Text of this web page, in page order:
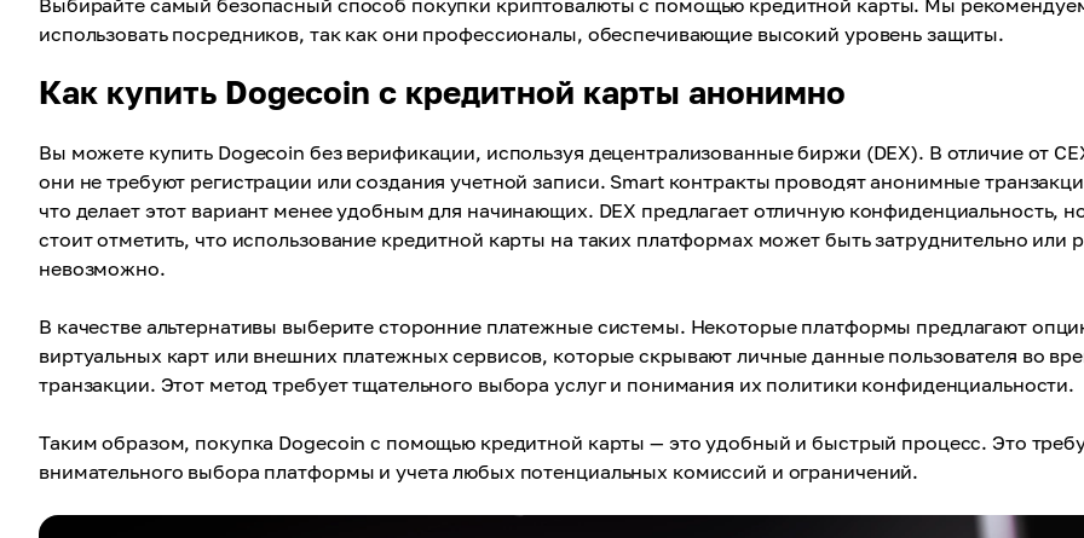
Выбирайте самый безопасный способ покупки криптовалюты с помощью кредитной карты. Мы
использовать посредников, так как они профессионалы, обеспечивающие высокий уровень защиты.
Как купить Dogecoin с кредитной карты анонимно
Вы можете купить Dogecoin без верификации, используя децентрализованные биржи (DEX). В отличие от
они не требуют регистрации или создания учетной записи. Smart контракты проводят анонимные
что делает этот вариант менее удобным для начинающих. DEX предлагает отличную конфиденциальность,
стоит отметить, что использование кредитной карты на таких платформах может быть затруднительно или
невозможно.
В качестве альтернативы выберите сторонние платежные системы. Некоторые платформы предлагают
виртуальных карт или внешних платежных сервисов, которые скрывают личные данные пользователя во
транзакции. Этот метод требует тщательного выбора услуг и понимания их политики конфиденциальности.
Таким образом, покупка Dogecoin с помощью кредитной карты — это удобный и быстрый процесс. Это
внимательного выбора платформы и учета любых потенциальных комиссий и ограничений.